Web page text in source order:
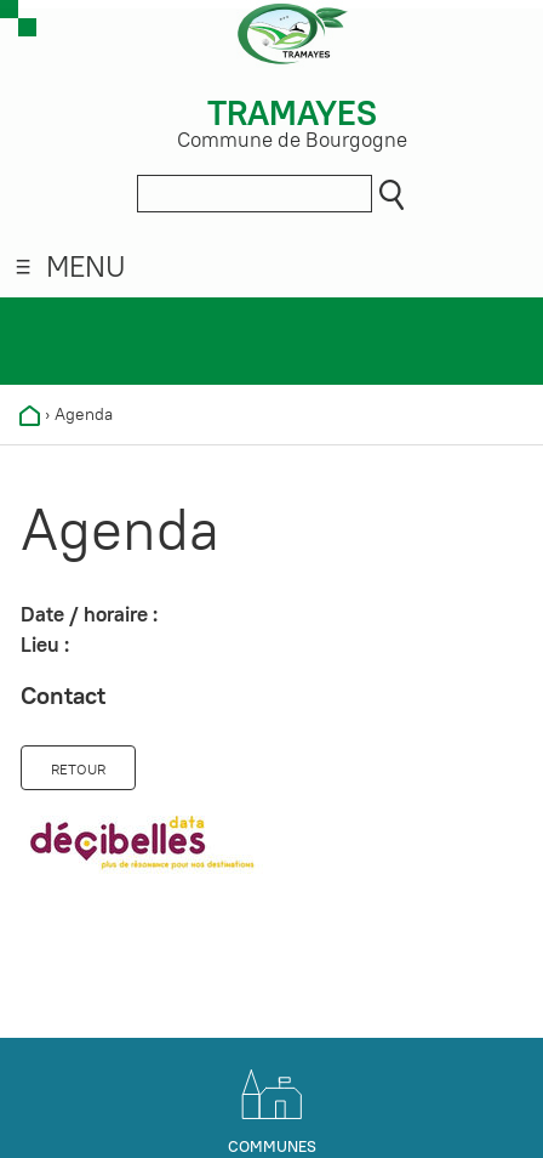
TRAMAYES
Commune de Bourgogne
MENU
› Agenda
Agenda
Date / horaire :
Lieu :
Contact
RETOUR
COMMUNES